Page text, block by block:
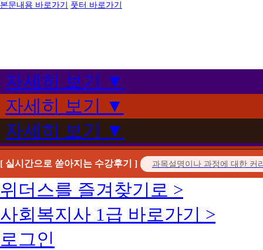
본문내용 바로가기 풋터 바로가기
자세히 보기 ▼
자세히 보기 ▼
자세히 보기 ▼
[ 실시간으로 쏟아지는 수강후기 ]
위더스를 즐겨찾기로 >
사회복지사 1급 바로가기 >
로그인